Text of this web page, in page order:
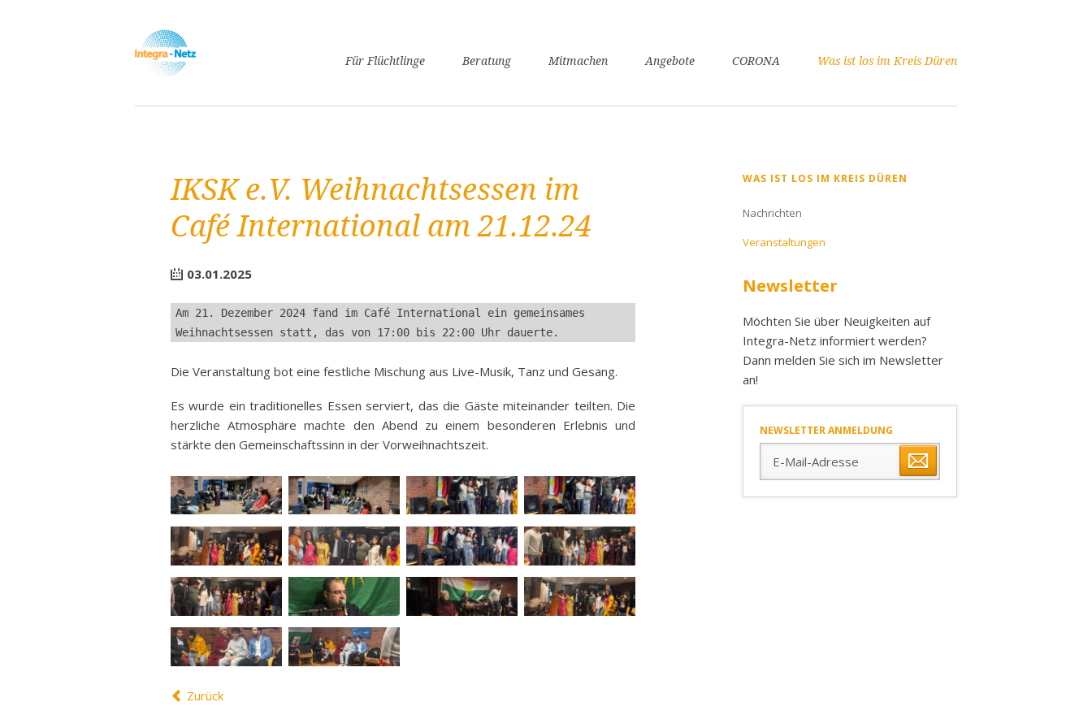
NavigationFür Flüchtlinge
Gesundheit
Sprachkurse
Familiennachzug
Passpflicht
Bank
Rundfunkbeitrag
Schulden
Verträge
Strafen
Freizeit
Wichtige Adressen
Beratung Mitmachen Angebote CORONA Was ist los im Kreis Düren
IKSK e.V. Weihnachtsessen im
Café International am 21.12.24
03.01.2025
Am 21. Dezember 2024 fand im Café International ein gemeinsames
Weihnachtsessen statt, das von 17:00 bis 22:00 Uhr dauerte.
Die Veranstaltung bot eine festliche Mischung aus Live-Musik, Tanz und Gesang.
Es wurde ein traditionelles Essen serviert, das die Gäste miteinander teilten. Die
herzliche Atmosphäre machte den Abend zu einem besonderen Erlebnis und
stärkte den Gemeinschaftssinn in der Vorweihnachtszeit.
Zurück
Navigation
WAS IST LOS IM KREIS DÜREN
Nachrichten
Veranstaltungen
Newsletter
Möchten Sie über Neuigkeiten auf
Integra-Netz informiert werden?
Dann melden Sie sich im Newsletter
an!
NEWSLETTER ANMELDUNG
Mail-
Abonnieren